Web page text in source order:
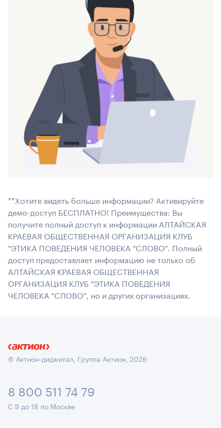
**Хотите видеть больше информации? Активируйте
демо-доступ БЕСПЛАТНО! Преимущества: Вы
получите полный доступ к информации АЛТАЙСКАЯ
КРАЕВАЯ ОБЩЕСТВЕННАЯ ОРГАНИЗАЦИЯ КЛУБ
"ЭТИКА ПОВЕДЕНИЯ ЧЕЛОВЕКА "СЛОВО". Полный
доступ предоставляет информацию не только об
АЛТАЙСКАЯ КРАЕВАЯ ОБЩЕСТВЕННАЯ
ОРГАНИЗАЦИЯ КЛУБ "ЭТИКА ПОВЕДЕНИЯ
ЧЕЛОВЕКА "СЛОВО", но и других организациях.
© Актион-диджитал, Группа Актион, 2026
8 800 511 74 79
С 9 до 18 по Москве